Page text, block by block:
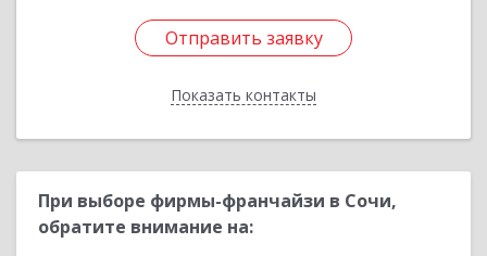
Отправить заявку
Показать контакты
Отправить заявку
Назад
При выборе фирмы-франчайзи в Сочи,
обратите внимание на: